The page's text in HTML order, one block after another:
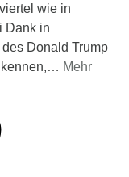
wie in
Dank in
Donald Trump
… Mehr